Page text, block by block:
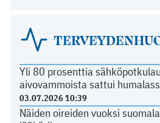
Yli 80 prosenttia
aivovammoista sattui
03.07.2026 10:39
Näiden oireiden vuoksi